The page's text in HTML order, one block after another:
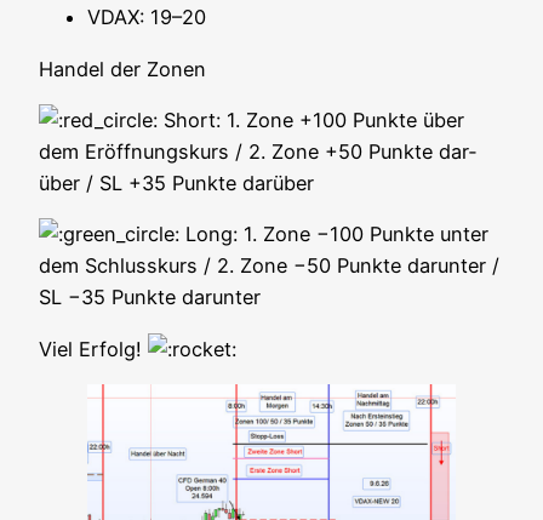
VDAX: 19–20
Han­del der Zonen
Short: 1. Zone +100 Punk­te über
dem Eröff­nungs­kurs / 2. Zone +50 Punk­te dar­
über / SL +35 Punk­te darüber
Long: 1. Zone −100 Punk­te unter
dem Schluss­kurs / 2. Zone −50 Punk­te dar­un­ter /
SL −35 Punk­te darunter
Viel Erfolg!